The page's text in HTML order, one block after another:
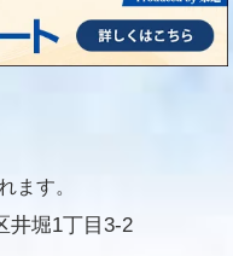
ます。
井堀1丁目3-2